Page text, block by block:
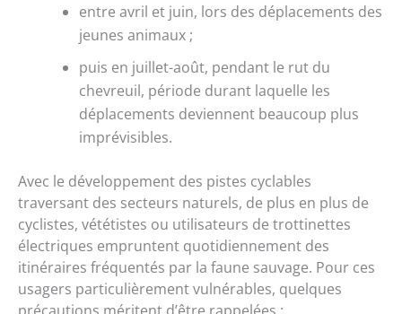
entre avril et juin, lors des déplacements des
jeunes animaux ;
puis en juillet-août, pendant le rut du
chevreuil, période durant laquelle les
déplacements deviennent beaucoup plus
imprévisibles.
Avec le développement des pistes cyclables
traversant des secteurs naturels, de plus en plus de
cyclistes, vététistes ou utilisateurs de trottinettes
électriques empruntent quotidiennement des
itinéraires fréquentés par la faune sauvage. Pour ces
usagers particulièrement vulnérables, quelques
précautions méritent d’être rappelées :